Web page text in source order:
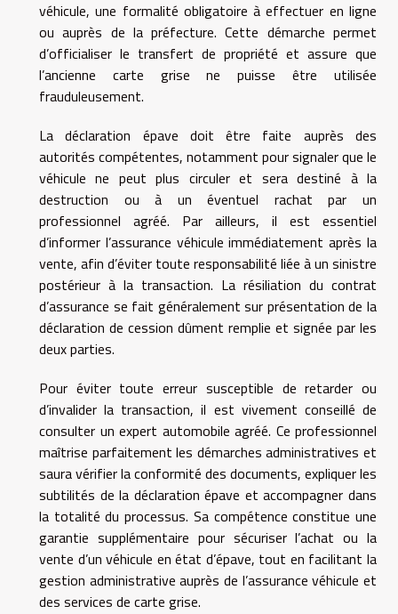
véhicule, une formalité obligatoire à effectuer en ligne
ou auprès de la préfecture. Cette démarche permet
d’officialiser le transfert de propriété et assure que
l’ancienne carte grise ne puisse être utilisée
frauduleusement.
La déclaration épave doit être faite auprès des
autorités compétentes, notamment pour signaler que le
véhicule ne peut plus circuler et sera destiné à la
destruction ou à un éventuel rachat par un
professionnel agréé. Par ailleurs, il est essentiel
d’informer l’assurance véhicule immédiatement après la
vente, afin d’éviter toute responsabilité liée à un sinistre
postérieur à la transaction. La résiliation du contrat
d’assurance se fait généralement sur présentation de la
déclaration de cession dûment remplie et signée par les
deux parties.
Pour éviter toute erreur susceptible de retarder ou
d’invalider la transaction, il est vivement conseillé de
consulter un expert automobile agréé. Ce professionnel
maîtrise parfaitement les démarches administratives et
saura vérifier la conformité des documents, expliquer les
subtilités de la déclaration épave et accompagner dans
la totalité du processus. Sa compétence constitue une
garantie supplémentaire pour sécuriser l’achat ou la
vente d’un véhicule en état d’épave, tout en facilitant la
gestion administrative auprès de l’assurance véhicule et
des services de carte grise.